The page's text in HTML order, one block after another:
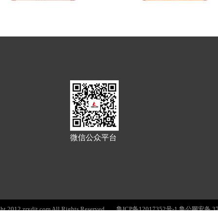
微信公众平台
2012 zrxdjt.com All Rights Reserved 鲁ICP备12017352号-1鲁公网安备